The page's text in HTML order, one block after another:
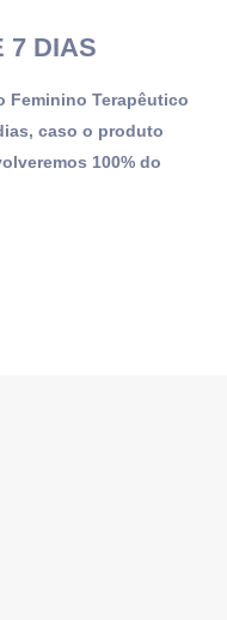
7 DIAS
Feminino Terapêutico
caso o produto
100% do